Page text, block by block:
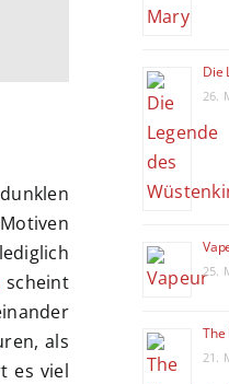
scheint
als
es viel
Die
26.
25.
The
21.